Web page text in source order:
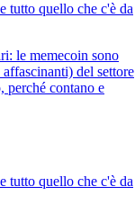
tutto quello che c'è da
le memecoin sono
del settore
perché contano e
tutto quello che c'è da